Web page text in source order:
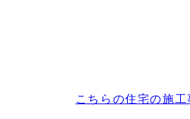
こちらの住宅の施